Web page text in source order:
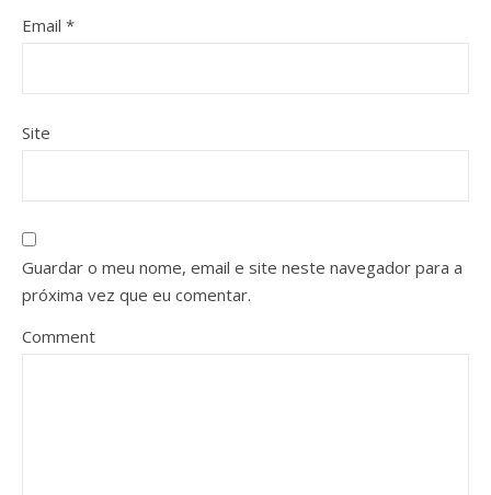
Email *
Site
Guardar o meu nome, email e site neste navegador para a
próxima vez que eu comentar.
Comment